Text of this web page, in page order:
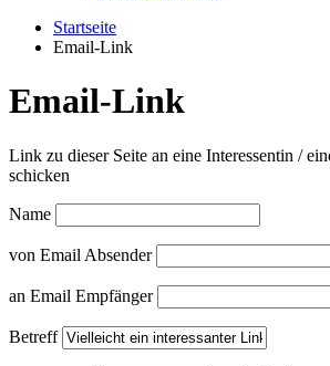
Startseite
Email-Link
Email-Link
Link zu dieser Seite an eine Interessentin /
schicken
Name
von Email Absender
an Email Empfänger
Betreff